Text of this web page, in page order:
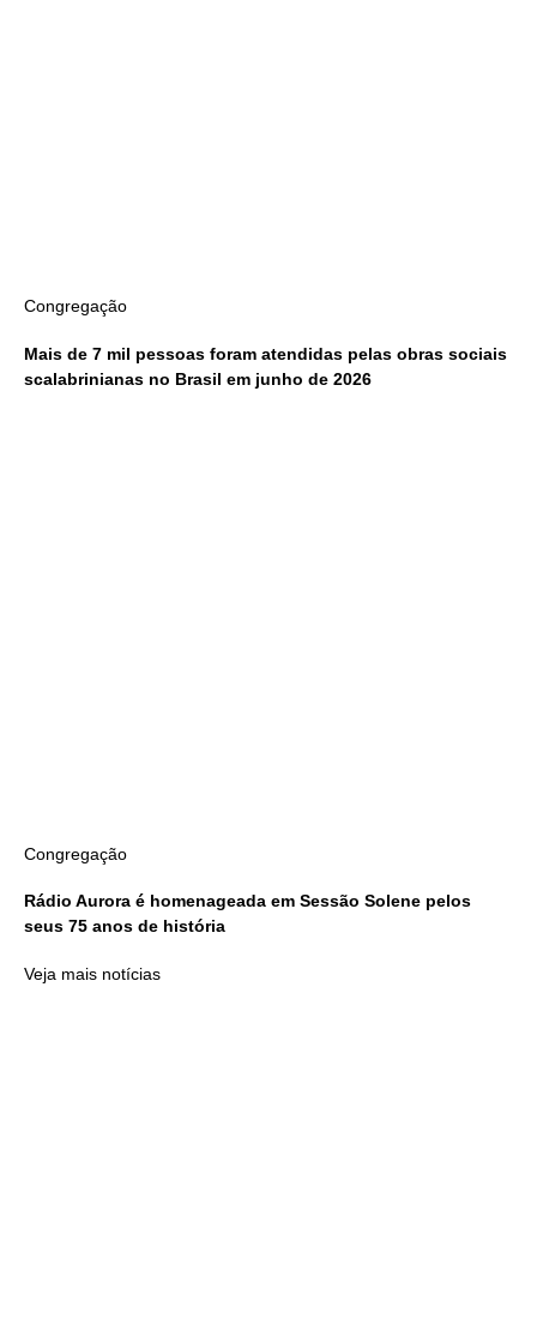
Congregação
Mais de 7 mil pessoas foram atendidas pelas obras sociais
scalabrinianas no Brasil em junho de 2026
Congregação
Rádio Aurora é homenageada em Sessão Solene pelos
seus 75 anos de história
Veja mais notícias